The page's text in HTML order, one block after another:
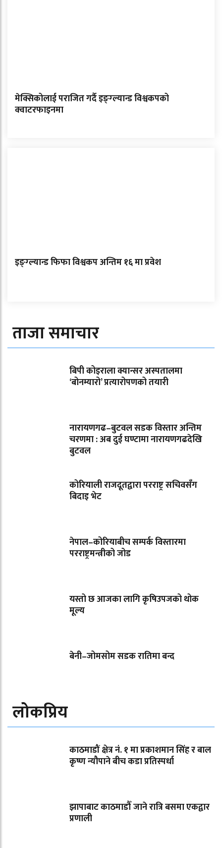
मेक्सिकोलाई पराजित गर्दै इङ्ग्ल्यान्ड विश्वकपको
क्वाटरफाइनमा
इङ्ग्ल्यान्ड फिफा विश्वकप अन्तिम १६ मा प्रवेश
ताजा समाचार
बिपी कोइराला क्यान्सर अस्पतालमा
‘बोनम्यारो’ प्रत्यारोपणको तयारी
नारायणगढ–बुटवल सडक विस्तार अन्तिम
चरणमा : अब दुई घण्टामा नारायणगढदेखि
बुटवल
कोरियाली राजदूतद्वारा परराष्ट्र सचिवसँग
बिदाइ भेट
नेपाल–कोरियाबीच सम्पर्क विस्तारमा
परराष्ट्रमन्त्रीको जोड
यस्तो छ आजका लागि कृषिउपजको थोक
मूल्य
बेनी–जोमसोम सडक रातिमा बन्द
लोकप्रिय
काठमाडौं क्षेत्र नं. १ मा प्रकाशमान सिंह र बाल
कृष्ण न्यौपाने बीच कडा प्रतिस्पर्धा
झापाबाट काठमाडौँ जाने रात्रि बसमा एकद्वार
प्रणाली